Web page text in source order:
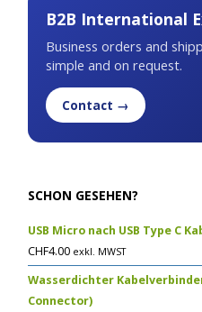
B2B International
Business orders and
simple and on request.
Contact →
SCHON GESEHEN?
USB Micro nach USB Type C
CHF4.00 exkl. MWST
Wasserdichter
Connector)